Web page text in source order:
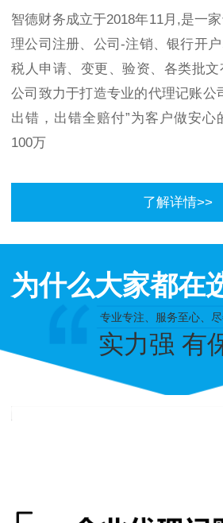
智德财务成立于2018年11月,是一
理公司注册、公司-注销、银行开
税人申请、变更、验资、各类批
公司致力于打造专业的代理记账公
出错，出错全赔付”为客户做安心
100万
了解详情>>
为什么大家都在
专业专注、服务至心、
实力强 有